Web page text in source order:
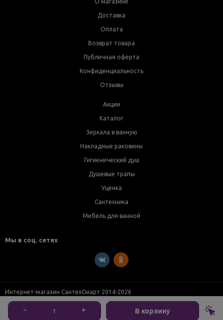
− + В корзину
Доставка
Оплата
Возврат товара
Публичная оферта
Конфиденциальность
Отзывы
Акции
Каталог
Зеркала в ванную
Накладные раковины
Гигиенический душ
Душевые трапы
Уценка
Сантехника
Мебель для ванной
Мы в соц. сетях
Интернет-магазин СантехСмарт 2014-2026